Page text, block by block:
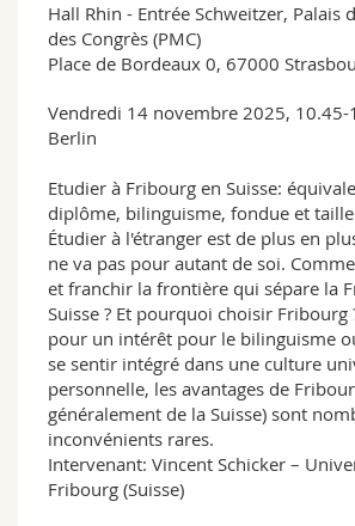
Hall Rhin - Entrée Schweitzer, Palais
des Congrès (PMC)
Place de Bordeaux 0, 67000
Vendredi 14 novembre 2025, 10.45-
Berlin
Etudier à Fribourg en Suisse:
diplôme, bilinguisme, fondue et
Étudier à l'étranger est de plus en
ne va pas pour autant de soi.
et franchir la frontière qui sépare la
Suisse ? Et pourquoi choisir Fribourg
pour un intérêt pour le bilinguisme
se sentir intégré dans une culture
personnelle, les avantages de
généralement de la Suisse) sont
inconvénients rares.
Intervenant: Vincent Schicker –
Fribourg (Suisse)